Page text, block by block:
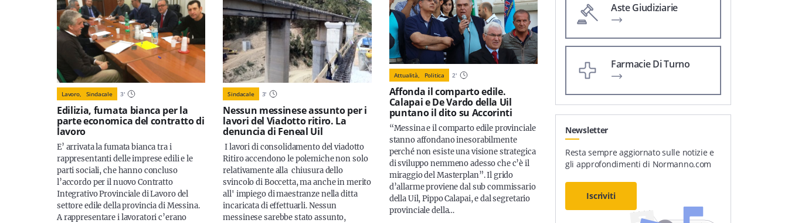
Lavoro, Sindacale 3'
Edilizia, fumata bianca per la
parte economica del contratto di
lavoro
E’ arrivata la fumata bianca tra i
rappresentanti delle imprese edili e le
parti sociali, che hanno concluso
l’accordo per il nuovo Contratto
Integrativo Provinciale di Lavoro del
settore edile della provincia di Messina.
A rappresentare i lavoratori c’erano
Sindacale 3'
Nessun messinese assunto per i
lavori del Viadotto ritiro. La
denuncia di Feneal Uil
I lavori di consolidamento del viadotto
Ritiro accendono le polemiche non solo
relativamente alla chiusura dello
svincolo di Boccetta, ma anche in merito
all' impiego di maestranze nella ditta
incaricata di effettuarli. Nessun
messinese sarebbe stato assunto,
Attualità, Politica 2'
Affonda il comparto edile.
Calapai e De Vardo della Uil
puntano il dito su Accorinti
“Messina e il comparto edile provinciale
stanno affondano inesorabilmente
perché non esiste una visione strategica
di sviluppo nemmeno adesso che c’è il
miraggio del Masterplan”. Il grido
d’allarme proviene dal sub commissario
della Uil, Pippo Calapai, e dal segretario
provinciale della…
Aste Giudiziarie
Farmacie Di Turno
Newsletter
Resta sempre aggiornato sulle notizie e
gli approfondimenti di Normanno.com
Iscriviti